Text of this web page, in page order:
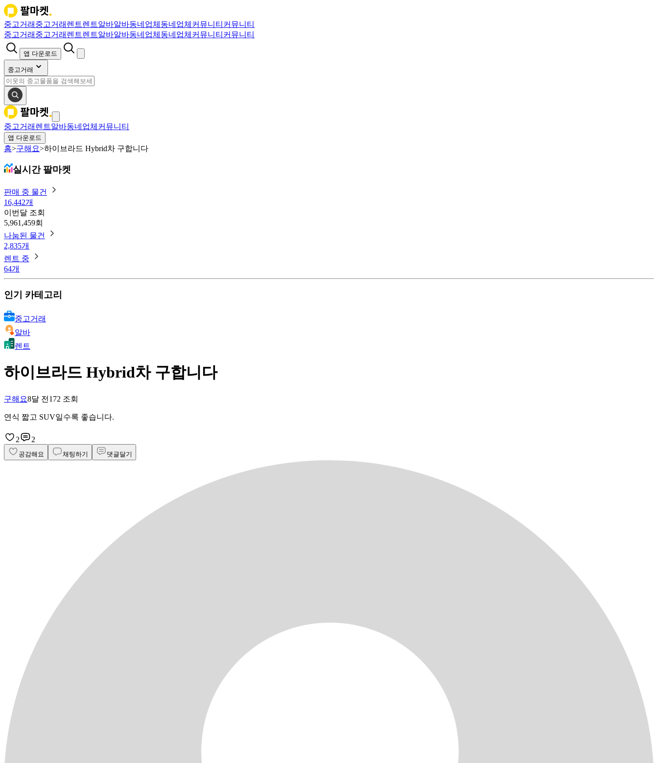
중고거래 중고거래 렌트렌트알바알바동네업체 동네업체 커뮤니티 커뮤니티
중고거래 중고거래 렌트렌트알바알바동네업체 동네업체 커뮤니티 커뮤니티
앱 다운로드
중고거래
중고거래 렌트알바동네업체 커뮤니티
앱 다운로드
홈>구해요>하이브라드 Hybrid차 구합니다
실시간 팔마켓
판매 중 물건
16,442개
이번달 조회
5,961,459회
나눔된 물건
2,835개
렌트 중
64개
인기 카테고리
중고거래
알바
렌트
하이브라드 Hybrid차 구합니다
구해요8달 전 172 조회
연식 짧고 SUV일수록 좋습니다.
2 2
공감해요 채팅하기 댓글달기